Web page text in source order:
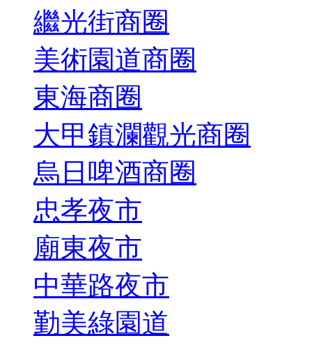
繼光街商圈
美術園道商圈
東海商圈
大甲鎮瀾觀光商圈
烏日啤酒商圈
忠孝夜市
廟東夜市
中華路夜市
勤美綠園道